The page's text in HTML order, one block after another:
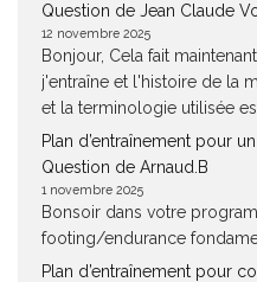
Question de Jean Claude
12 novembre 2025
Bonjour, Cela fait
j'entraîne et l'histoire de la
et la terminologie utilisée est
Plan d’entraînement pour
Question de Arnaud.B
1 novembre 2025
Bonsoir dans votre
footing/endurance
Plan d’entraînement pour